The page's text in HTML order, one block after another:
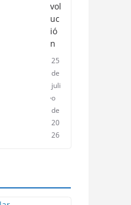
vol
uc
ió
n
25
de
juli
o
de
20
26